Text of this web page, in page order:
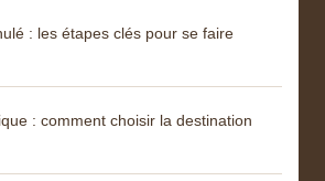
: les étapes clés pour se faire
: comment choisir la destination